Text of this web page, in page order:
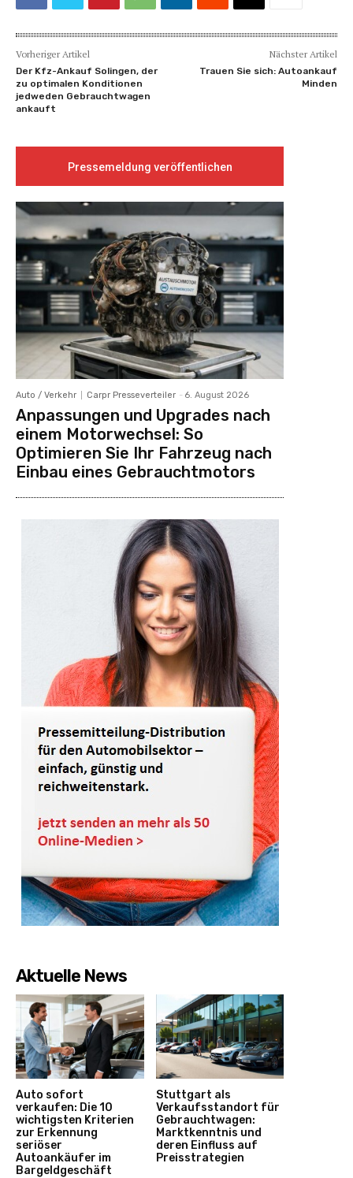
Vorheriger Artikel
Der Kfz-Ankauf Solingen, der
zu optimalen Konditionen
jedweden Gebrauchtwagen
ankauft
Nächster Artikel
Trauen Sie sich: Autoankauf
Minden
Pressemeldung veröffentlichen
Auto / Verkehr Carpr Presseverteiler - 6. August 2026
Anpassungen und Upgrades nach
einem Motorwechsel: So
Optimieren Sie Ihr Fahrzeug nach
Einbau eines Gebrauchtmotors
Aktuelle News
Auto sofort
verkaufen: Die 10
wichtigsten Kriterien
zur Erkennung
seriöser
Autoankäufer im
Bargeldgeschäft
Stuttgart als
Verkaufsstandort für
Gebrauchtwagen:
Marktkenntnis und
deren Einfluss auf
Preisstrategien